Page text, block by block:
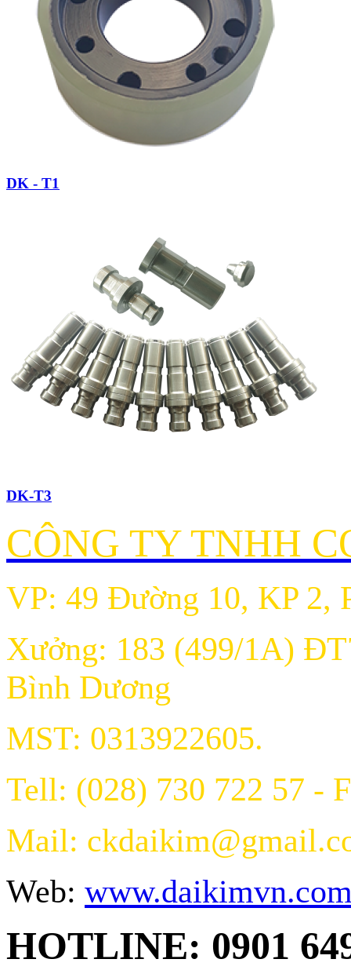
DK - T1
DK-T3
CÔNG TY TNHH
VP: 49 Đường 10, KP 2,
Xưởng: 183 (499/1A)
Bình Dương
MST: 0313922605.
Tell: (028) 730 722 57 -
Mail:
Web:
HOTLINE: 0901